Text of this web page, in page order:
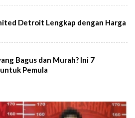
Detroit Lengkap dengan Harga
Bagus dan Murah? Ini 7
Pemula